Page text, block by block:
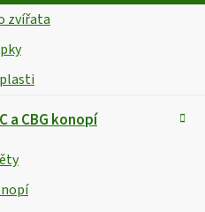
zvířata
a CBG konopí